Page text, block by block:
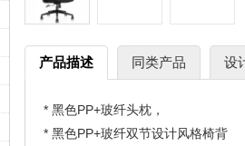
产品描述 同类产品 设
* 黑色PP+玻纤头枕，
* 黑色PP+玻纤双节设计风格椅背